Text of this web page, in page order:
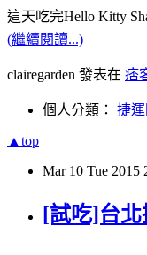
這天吃完Hello Kitty
(繼續閱讀...)
clairegarden 發表在 痞
個人分類： 捷
▲top
Mar 10 Tue 2015
[試吃]台